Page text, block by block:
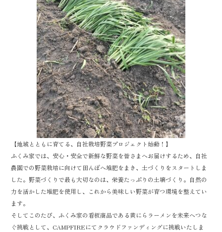
【地域とともに育てる、自社栽培野菜プロジェクト始動！】
ふくみ家では、安心・安全で新鮮な野菜を皆さまへお届けするため、自社
農園での野菜栽培に向けて田んぼへ堆肥をまき、土づくりをスタートしま
した。野菜づくりで最も大切なのは、栄養たっぷりの土壌づくり。自然の
力を活かした堆肥を使用し、これから美味しい野菜が育つ環境を整えてい
ます。
そしてこのたび、ふくみ家の看板商品である黄にらラーメンを未来へつな
ぐ挑戦として、CAMPFIREにてクラウドファンディングに挑戦いたしま